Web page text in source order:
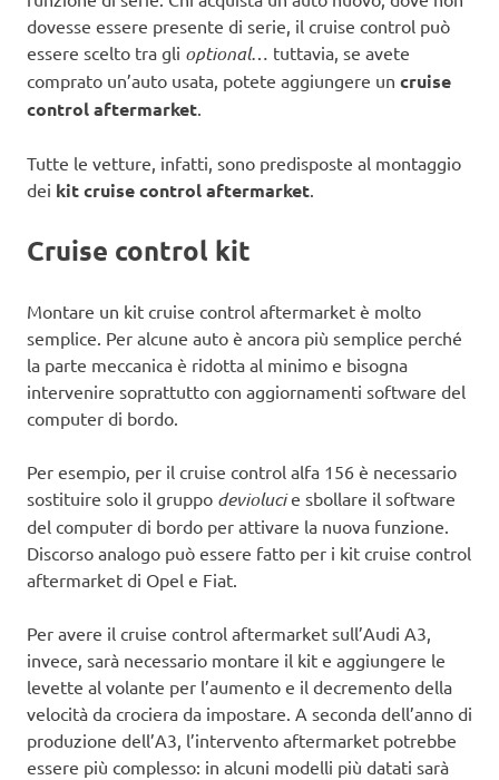
dovesse essere presente di serie, il cruise control può
essere scelto tra gli optional… tuttavia, se avete
comprato un’auto usata, potete aggiungere un cruise
control aftermarket
Tutte le vetture, infatti, sono predisposte al montaggio
dei kit cruise control aftermarket
Cruise control kit
Montare un kit cruise control aftermarket è molto
semplice. Per alcune auto è ancora più semplice perché
la parte meccanica è ridotta al minimo e bisogna
intervenire soprattutto con aggiornamenti software del
computer di bordo.
Per esempio, per il cruise control alfa 156 è necessario
sostituire solo il gruppo deviolucie sbollare il software
del computer di bordo per attivare la nuova funzione.
Discorso analogo può essere fatto per i kit cruise control
aftermarket di Opel e Fiat.
Per avere il cruise control aftermarket sull’Audi A3,
invece, sarà necessario montare il kit e aggiungere le
levette al volante per l’aumento e il decremento della
velocità da crociera da impostare. A seconda dell’anno di
produzione dell’A3, l’intervento aftermarket potrebbe
essere più complesso: in alcuni modelli più datati sarà